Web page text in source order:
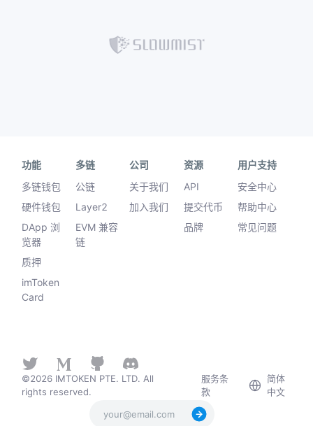
功能
多链钱包
硬件钱包
DApp 浏
览器
质押
imToken
Card
多链
公链
Layer2
EVM 兼容
链
公司
关于我们
加入我们
资源
API
提交代币
品牌
用户支持
安全中心
帮助中心
常见问题
©2026 IMTOKEN PTE. LTD. All
rights reserved.
服务条
款
简体
中文